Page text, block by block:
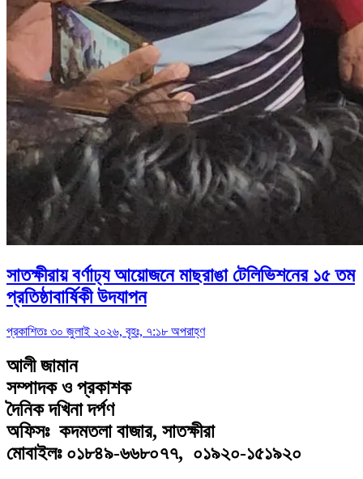
সাতক্ষীরায় বর্ণাঢ্য আয়োজনে মাছরাঙা টেলিভিশনের ১৫ তম
প্রতিষ্ঠাবার্ষিকী উদযাপন
প্রকাশিতঃ ৩০ জুলাই ২০২৬, বৃহঃ, ৭:১৮ অপরাহ্ণ
আলী জামান
সম্পাদক ও প্রকাশক
দৈনিক দখিনা দর্পণ
অফিসঃ কদমতলা বাজার, সাতক্ষীরা
মোবাইলঃ ০১৮৪৯-৬৬৮০৭৭, ০১৯২০-১৫১৯২০